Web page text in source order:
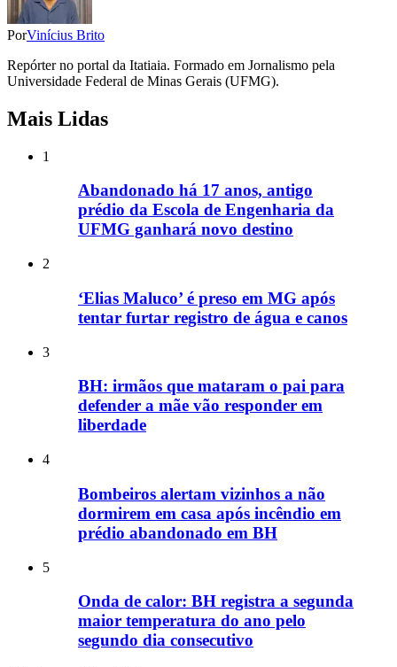
PorVinícius Brito
Repórter no portal da Itatiaia. Formado em Jornalismo pela
Universidade Federal de Minas Gerais (UFMG).
Mais Lidas
1
Abandonado há 17 anos, antigo
prédio da Escola de Engenharia da
UFMG ganhará novo destino
2
‘Elias Maluco’ é preso em MG após
tentar furtar registro de água e canos
3
BH: irmãos que mataram o pai para
defender a mãe vão responder em
liberdade
4
Bombeiros alertam vizinhos a não
dormirem em casa após incêndio em
prédio abandonado em BH
5
Onda de calor: BH registra a segunda
maior temperatura do ano pelo
segundo dia consecutivo